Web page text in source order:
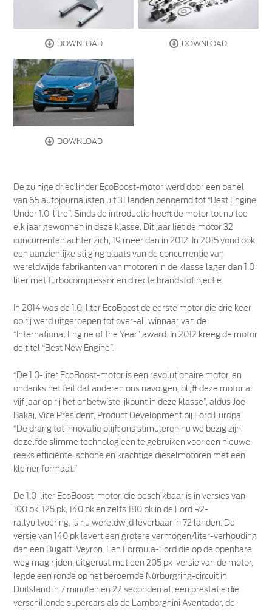
DOWNLOAD DOWNLOAD
DOWNLOAD
De zuinige driecilinder EcoBoost-motor werd door een panel
van 65 autojournalisten uit 31 landen benoemd tot “Best Engine
Under 1.0-litre”. Sinds de introductie heeft de motor tot nu toe
elk jaar gewonnen in deze klasse. Dit jaar liet de motor 32
concurrenten achter zich, 19 meer dan in 2012. In 2015 vond ook
een aanzienlijke stijging plaats van de concurrentie van
wereldwijde fabrikanten van motoren in de klasse lager dan 1.0
liter met turbocompressor en directe brandstofinjectie.
In 2014 was de 1.0-liter EcoBoost de eerste motor die drie keer
op rij werd uitgeroepen tot over-all winnaar van de
“International Engine of the Year” award. In 2012 kreeg de motor
de titel “Best New Engine”.
“De 1.0-liter EcoBoost-motor is een revolutionaire motor, en
ondanks het feit dat anderen ons navolgen, blijft deze motor al
vijf jaar op rij het onbetwiste ijkpunt in deze klasse”, aldus Joe
Bakaj, Vice President, Product Development bij Ford Europa.
“De drang tot innovatie blijft ons stimuleren nu we bezig zijn
dezelfde slimme technologieën te gebruiken voor een nieuwe
reeks efficiënte, schone en krachtige dieselmotoren met een
kleiner formaat.”
De 1.0-liter EcoBoost-motor, die beschikbaar is in versies van
100 pk, 125 pk, 140 pk en zelfs 180 pk in de Ford R2-
rallyuitvoering, is nu wereldwijd leverbaar in 72 landen. De
versie van 140 pk levert een grotere vermogen/liter-verhouding
dan een Bugatti Veyron. Een Formula-Ford die op de openbare
weg mag rijden, uitgerust met een 205 pk-versie van de motor,
legde een ronde op het beroemde Nürburgring-circuit in
Duitsland in 7 minuten en 22 seconden af; een prestatie die
verschillende supercars als de Lamborghini Aventador, de